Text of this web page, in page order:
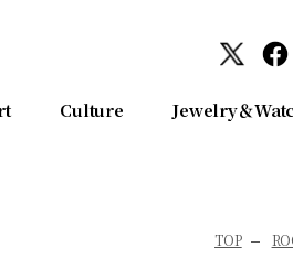
Culture Jewelry＆
TOP